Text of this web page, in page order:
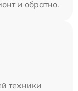
и обратно.
техники